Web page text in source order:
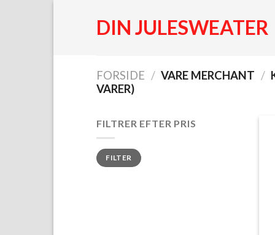
DIN JULESWEATER
FORSIDE / VARE MERCHANT /
VARER)
FILTRER EFTER PRIS
Mindste
pris
Højeste
prisFILTER